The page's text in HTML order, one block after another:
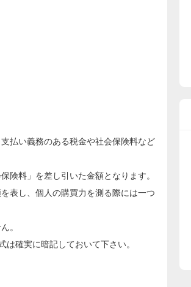
払い義務のある税金や社会保険料など
険料」を差し引いた金額となります。
表し、個人の購買力を測る際には一つ
。
は確実に暗記しておいて下さい。